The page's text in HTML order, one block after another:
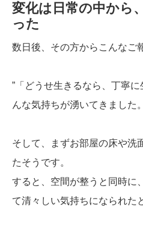
変化は日常の中から
った
数日後、その方からこんなご
”「どうせ生きるなら、丁寧
んな気持ちが湧いてきました
そして、まずお部屋の床や洗
たそうです。
すると、空間が整うと同時に
て清々しい気持ちになられた